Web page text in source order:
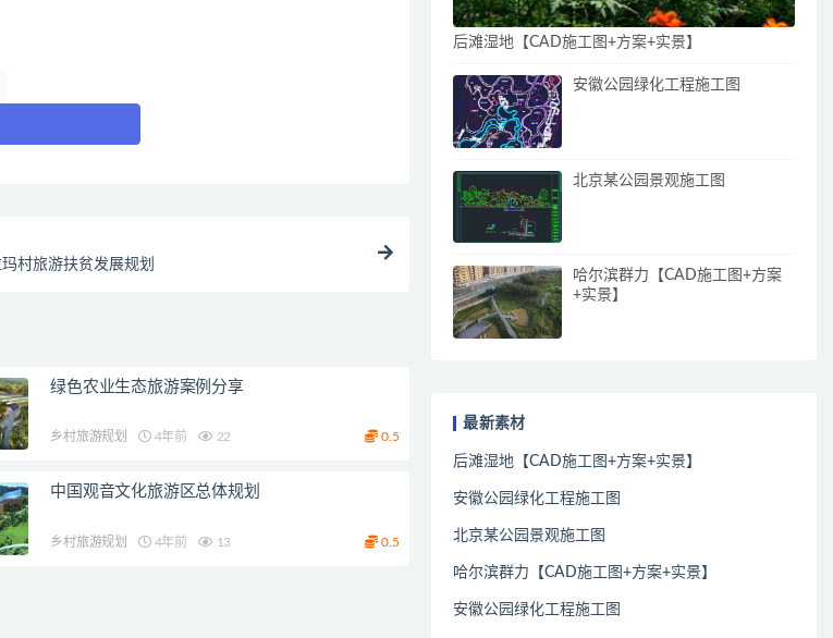
村旅游扶贫发展规划
绿色农业生态旅游案例分享
乡村旅游规划 4年前 22 0.5
中国观音文化旅游区总体规划
乡村旅游规划 4年前 13 0.5
后滩湿地【CAD施工图+方案+实景】
安徽公园绿化工程施工图
北京某公园景观施工图
哈尔滨群力【CAD施工图+方案
+实景】
最新素材
后滩湿地【CAD施工图+方案+实景】
安徽公园绿化工程施工图
北京某公园景观施工图
哈尔滨群力【CAD施工图+方案+实景】
安徽公园绿化工程施工图